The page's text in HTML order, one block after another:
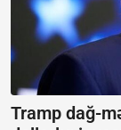
Tramp dağ-